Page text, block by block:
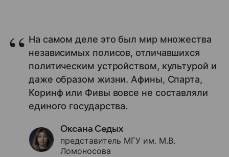
На самом деле это был мир множества
независимых полисов, отличавшихся
политическим устройством, культурой и
даже образом жизни. Афины, Спарта,
Коринф или Фивы вовсе не составляли
единого государства.
Оксана Седых
представитель МГУ им. М.В.
Ломоносова